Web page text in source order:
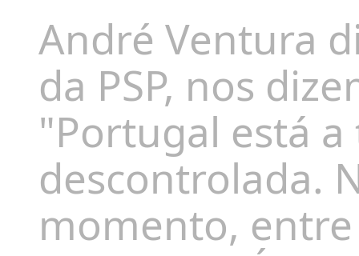
André Ventura
da PSP, nos
"Portugal está
descontrolada.
momento,